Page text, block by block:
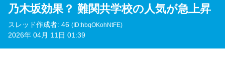
乃木坂効果？ 難関共学校の人気が急上昇
スレッド作成者: 46 (ID:hbqOKohNtFE)
2026年 04月 11日 01:39